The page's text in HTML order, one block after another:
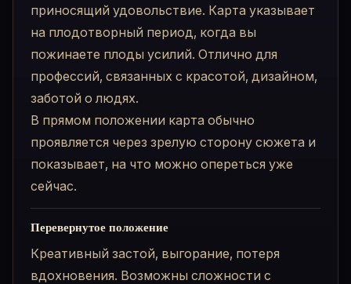
приносящий удовольствие. Карта указывает
на плодотворный период, когда вы
пожинаете плоды усилий. Отлично для
профессий, связанных с красотой, дизайном,
заботой о людях.
В прямом положении карта обычно
проявляется через зрелую сторону сюжета и
показывает, на что можно опереться уже
сейчас.
Перевернутое положение
Креативный застой, выгорание, потеря
вдохновения. Возможны сложности с